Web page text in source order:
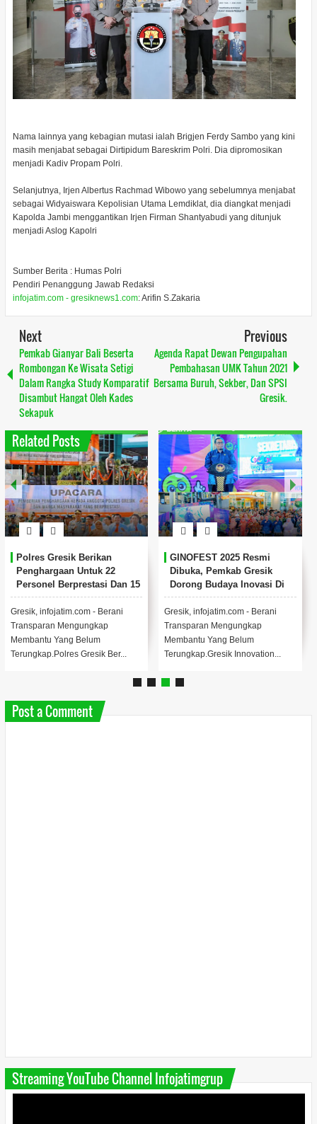
Nama lainnya yang kebagian mutasi ialah Brigjen Ferdy Sambo yang kini
masih menjabat sebagai Dirtipidum Bareskrim Polri. Dia dipromosikan
menjadi Kadiv Propam Polri.
Selanjutnya, Irjen Albertus Rachmad Wibowo yang sebelumnya menjabat
sebagai Widyaiswara Kepolisian Utama Lemdiklat, dia diangkat menjadi
Kapolda Jambi menggantikan Irjen Firman Shantyabudi yang ditunjuk
menjadi Aslog Kapolri
Sumber Berita : Humas Polri
Pendiri Penanggung Jawab Redaksi
infojatim.com - gresiknews1.com: Arifin S.Zakaria
Next
Pemkab Gianyar Bali Beserta
Rombongan Ke Wisata Setigi
Dalam Rangka Study Komparatif
Disambut Hangat Oleh Kades
Sekapuk
Previous
Agenda Rapat Dewan Pengupahan
Pembahasan UMK Tahun 2021
Bersama Buruh, Sekber, Dan SPSI
Gresik.
Related Posts
Polres Gresik Berikan
Penghargaan Untuk 22
Personel Berprestasi Dan 15
Tokoh Masyarakat
Gresik, infojatim.com - Berani
Transparan Mengungkap
Membantu Yang Belum
Terungkap.Polres Gresik Ber...
GINOFEST 2025 Resmi
Dibuka, Pemkab Gresik
Dorong Budaya Inovasi Di
Tengah Keterbatasan
Anggaran.
Gresik, infojatim.com - Berani
Transparan Mengungkap
Membantu Yang Belum
Terungkap.Gresik Innovation...
Post a Comment
Streaming YouTube Channel Infojatimgrup